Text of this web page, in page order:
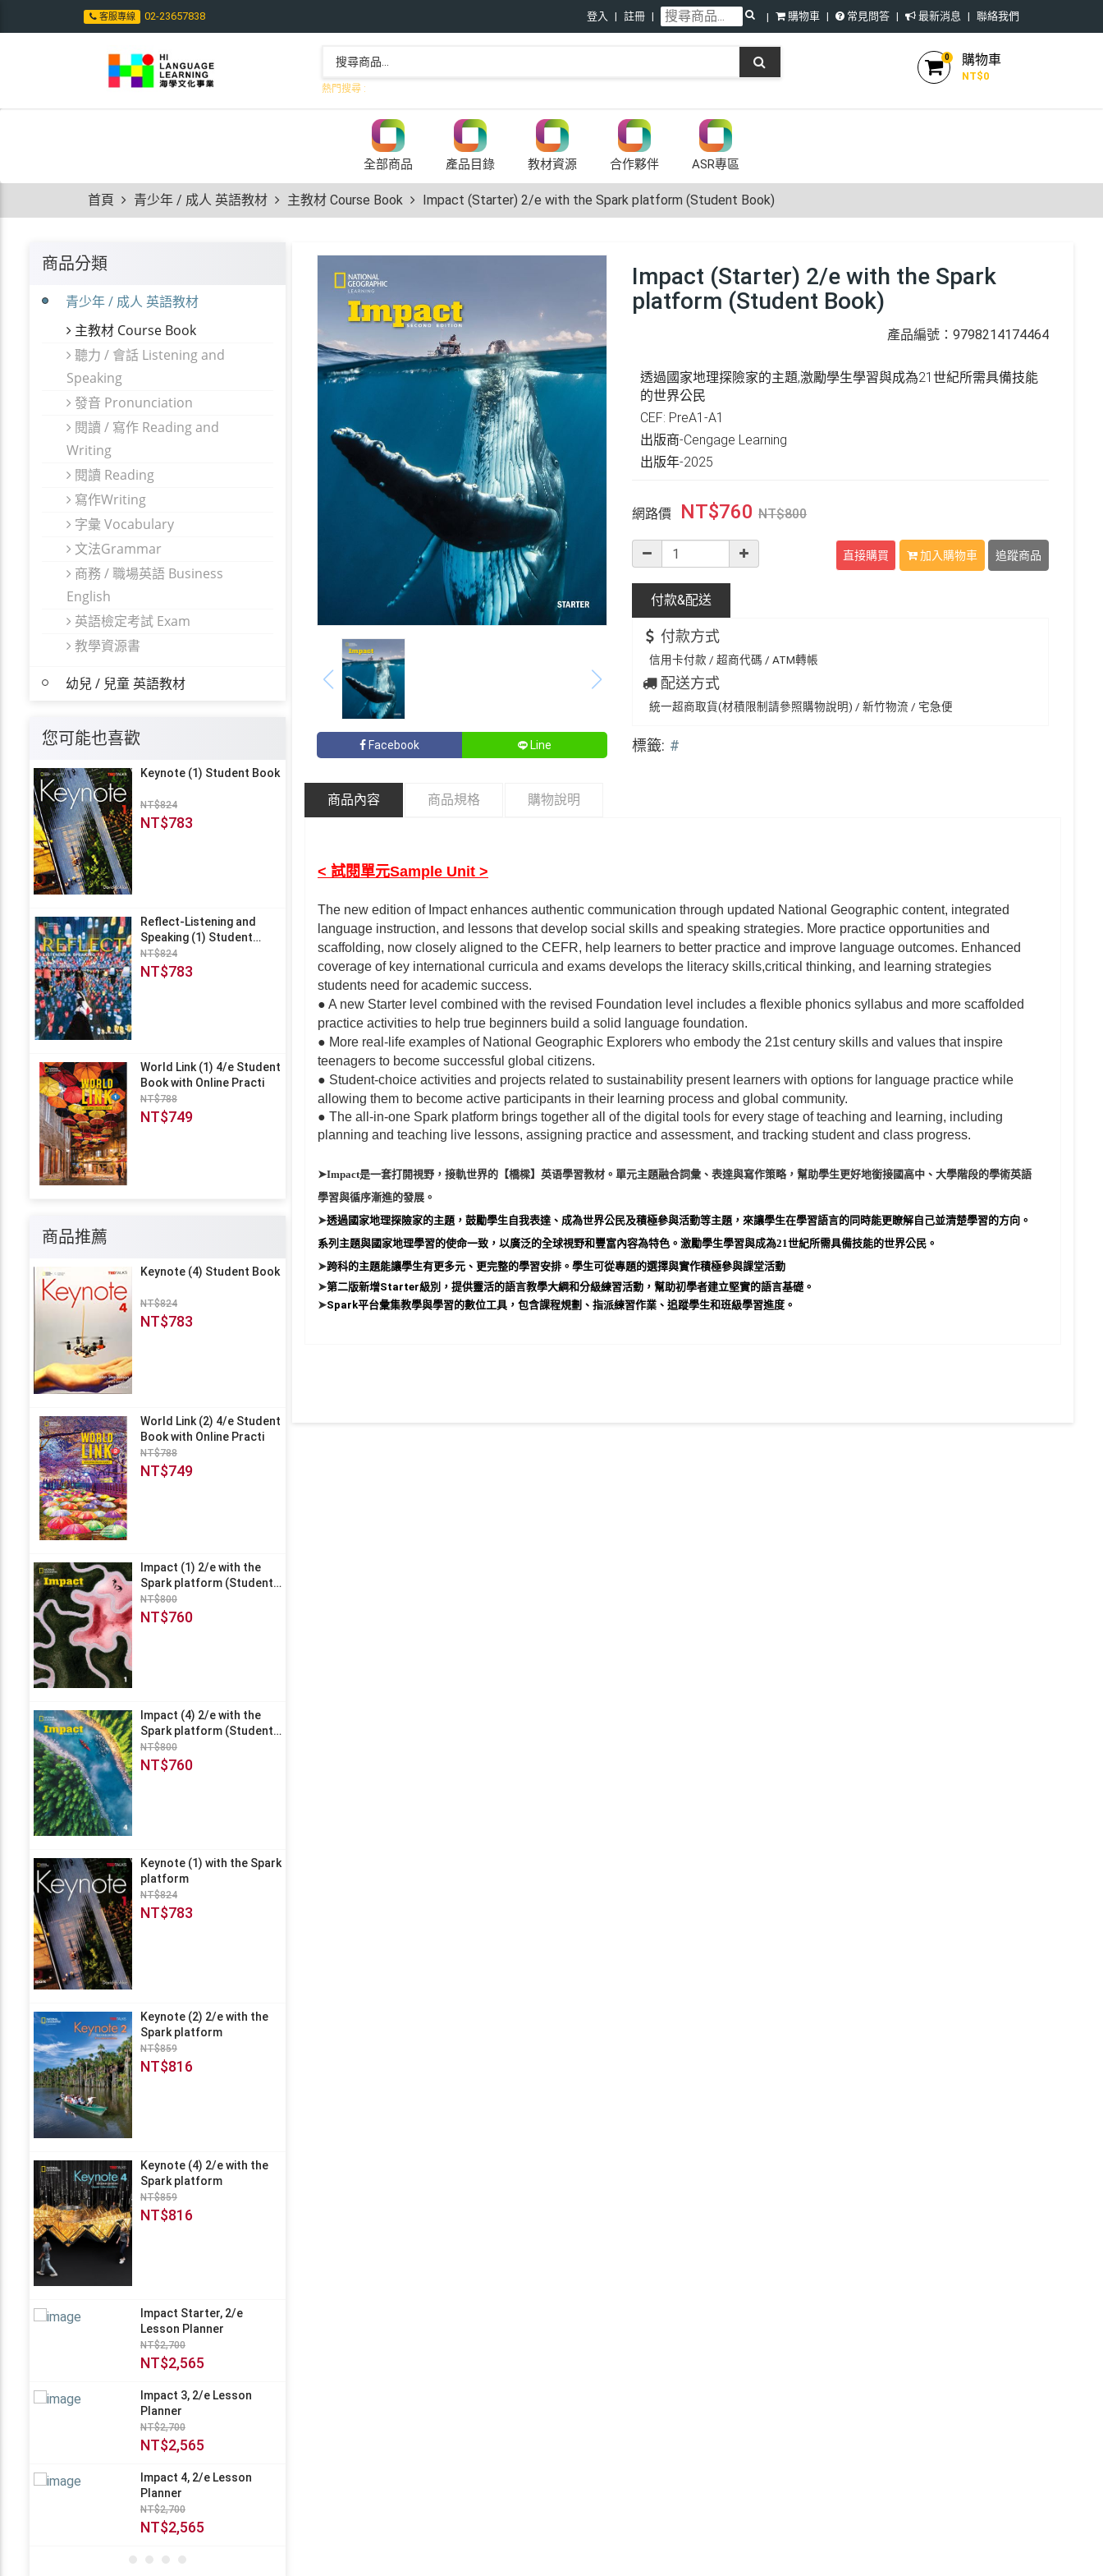
客服專線 02-23657838 登入 註冊 購物車 常見問答 最新消息 聯絡我們
熱門搜尋 :
0 購物車
NT$0
全部商品 產品目錄 教材資源 合作夥伴 ASR專區
首頁 青少年 / 成人 英語教材 主教材 Course Book Impact (Starter) 2/e with the Spark platform (Student Book)
商品分類
青少年 / 成人 英語教材
主教材 Course Book
聽力 / 會話 Listening and
Speaking
發音 Pronunciation
閱讀 / 寫作 Reading and
Writing
閱讀 Reading
寫作Writing
字彙 Vocabulary
文法Grammar
商務 / 職場英語 Business
English
英語檢定考試 Exam
教學資源書
幼兒 / 兒童 英語教材
您可能也喜歡
Keynote (1) Student Book
NT$824
NT$783
Reflect-Listening and
Speaking (1) Student
Book
NT$824
NT$783
World Link (1) 4/e Student
Book with Online Practi
NT$788
NT$749
商品推薦
Keynote (4) Student Book
NT$824
NT$783
World Link (2) 4/e Student
Book with Online Practi
NT$788
NT$749
Impact (1) 2/e with the
Spark platform (Student
Book)
NT$800
NT$760
Impact (4) 2/e with the
Spark platform (Student
Book)
NT$800
NT$760
Keynote (1) with the Spark
platform
NT$824
NT$783
Keynote (2) 2/e with the
Spark platform
NT$859
NT$816
Keynote (4) 2/e with the
Spark platform
NT$859
NT$816
Impact Starter, 2/e
Lesson Planner
NT$2,700
NT$2,565
Impact 3, 2/e Lesson
Planner
NT$2,700
NT$2,565
Impact 4, 2/e Lesson
Planner
NT$2,700
NT$2,565
Facebook Line
Impact (Starter) 2/e with the Spark
platform (Student Book)
產品編號：9798214174464
透過國家地理探險家的主題,激勵學生學習與成為21世紀所需具備技能
的世界公民
CEF: PreA1-A1
出版商-Cengage Learning
出版年-2025
網路價 NT$760 NT$800
直接購買 加入購物車 追蹤商品
付款&配送
付款方式
信用卡付款 / 超商代碼 / ATM轉帳
配送方式
統一超商取貨(材積限制請參照購物說明) / 新竹物流 / 宅急便
標籤: #
商品內容 商品規格 購物說明
< 試閱單元Sample Unit >
The new edition of Impact enhances authentic communication through updated National Geographic content, integrated
language instruction, and lessons that develop social skills and speaking strategies. More practice opportunities and
scaffolding, now closely aligned to the CEFR, help learners to better practice and improve language outcomes. Enhanced
coverage of key international curricula and exams develops the literacy skills,critical thinking, and learning strategies
students need for academic success.
● A new Starter level combined with the revised Foundation level includes a flexible phonics syllabus and more scaffolded
practice activities to help true beginners build a solid language foundation.
● More real-life examples of National Geographic Explorers who embody the 21st century skills and values that inspire
teenagers to become successful global citizens.
● Student-choice activities and projects related to sustainability present learners with options for language practice while
allowing them to become active participants in their learning process and global community.
● The all-in-one Spark platform brings together all of the digital tools for every stage of teaching and learning, including
planning and teaching live lessons, assigning practice and assessment, and tracking student and class progress.
➤Impact是一套打開視野，接軌世界的【橋樑】英语學習教材。單元主題融合詞彙、表達與寫作策略，幫助學生更好地銜接國高中、大學階段的學術英語
學習與循序漸進的發展。
➤透過國家地理探險家的主題，鼓勵學生自我表達、成為世界公民及積極參與活動等主題，來讓學生在學習語言的同時能更瞭解自己並清楚學習的方向。
系列主題與國家地理學習的使命一致，以廣泛的全球視野和豐富內容為特色。激勵學生學習與成為21世紀所需具備技能的世界公民。
➤跨科的主題能讓學生有更多元、更完整的學習安排。學生可從專題的選擇與實作積極參與課堂活動
➤第二版新增Starter級別，提供靈活的語言教學大綱和分級練習活動，幫助初學者建立堅實的語言基礎。
➤Spark平台彙集教學與學習的數位工具，包含課程規劃、指派練習作業、追蹤學生和班級學習進度。